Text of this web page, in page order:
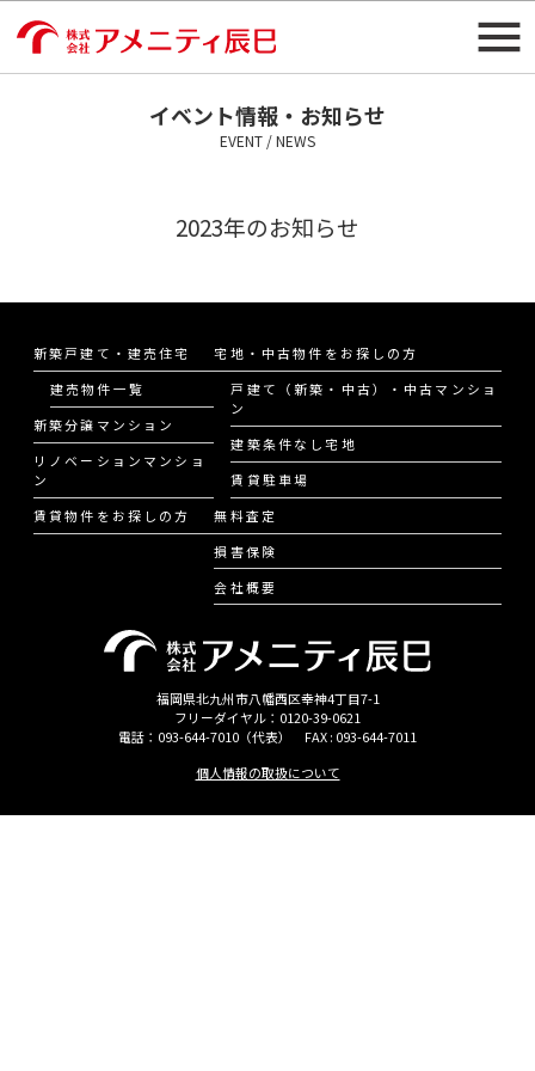
イベント情報・お知らせ
EVENT / NEWS
2023年のお知らせ
新築戸建て・建売住宅
建売物件一覧
新築分譲マンション
リノベーションマンショ
ン
賃貸物件をお探しの方
宅地・中古物件をお探しの方
戸建て（新築・中古）・中古マンショ
ン
建築条件なし宅地
賃貸駐車場
無料査定
損害保険
会社概要
福岡県北九州市八幡西区幸神4丁目7-1
フリーダイヤル：0120-39-0621
電話：093-644-7010（代表） FAX : 093-644-7011
個人情報の取扱について